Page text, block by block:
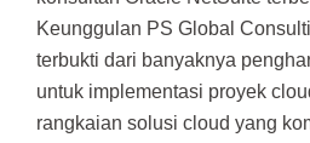
Keunggulan PS Global
terbukti dari banyaknya
untuk implementasi proyek
rangkaian solusi cloud yang